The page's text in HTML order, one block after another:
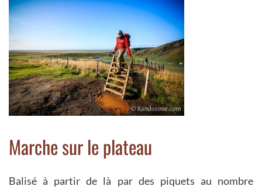
Marche sur le plateau
Balisé à partir de là par des piquets au nombre